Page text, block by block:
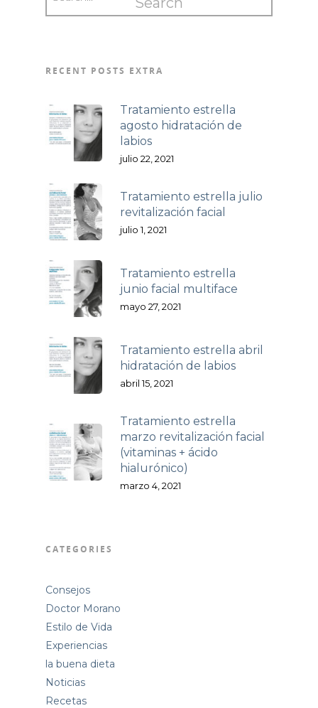
RECENT POSTS EXTRA
Tratamiento estrella
agosto hidratación de
labios
julio 22, 2021
Tratamiento estrella julio
revitalización facial
julio 1, 2021
Tratamiento estrella
junio facial multiface
mayo 27, 2021
Tratamiento estrella abril
hidratación de labios
abril 15, 2021
Tratamiento estrella
marzo revitalización facial
(vitaminas + ácido
hialurónico)
marzo 4, 2021
CATEGORIES
Consejos
Doctor Morano
Estilo de Vida
Experiencias
la buena dieta
Noticias
Recetas